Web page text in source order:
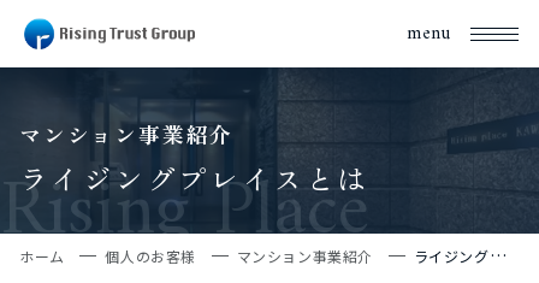
menu
Rising Place
マンション事業紹介
ライジングプレイスとは
ホーム 個人のお客様 マンション事業紹介 ライジングプレイスとは